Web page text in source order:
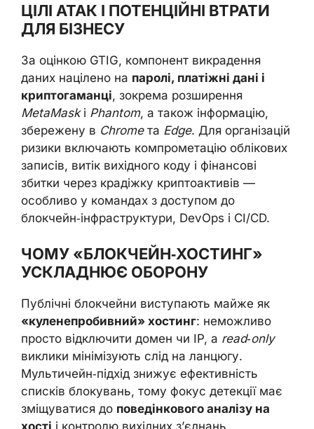
ЦІЛІ АТАК І ПОТЕНЦІЙНІ ВТРАТИ
ДЛЯ БІЗНЕСУ
За оцінкою GTIG, компонент викрадення
даних націлено на паролі, платіжні дані і
криптогаманці, зокрема розширення
MetaMaskі Phantom, а також інформацію,
збережену в Chromeта Edge. Для організацій
ризики включають компрометацію облікових
записів, витік вихідного коду і фінансові
збитки через крадіжку криптоактивів —
особливо у командах з доступом до
блокчейн‑інфраструктури, DevOps і CI/CD.
ЧОМУ «БЛОКЧЕЙН‑ХОСТИНГ»
УСКЛАДНЮЄ ОБОРОНУ
Публічні блокчейни виступають майже як
«куленепробивний» хостинг: неможливо
просто відключити домен чи IP, а read‑only
виклики мінімізують слід на ланцюгу.
Мультичейн‑підхід знижує ефективність
списків блокувань, тому фокус детекції має
зміщуватися до поведінкового аналізу на
хості і контролю вихідних з’єднань.